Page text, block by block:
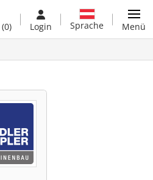
(0) Login Sprache Menü